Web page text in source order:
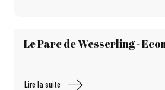
Le Parc de Wesserling -
Lire la suite